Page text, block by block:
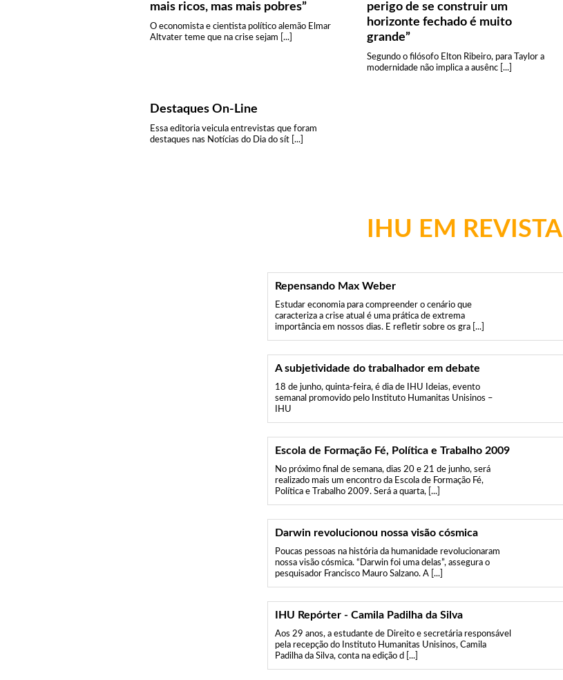
mais ricos, mas mais pobres”
O economista e cientista político alemão Elmar
Altvater teme que na crise sejam [...]
perigo de se construir um
horizonte fechado é muito
grande”
Segundo o filósofo Elton Ribeiro, para Taylor a
modernidade não implica a ausênc [...]
Destaques On-Line
Essa editoria veicula entrevistas que foram
destaques nas Notícias do Dia do sít [...]
IHU EM REVISTA
Repensando Max Weber
Estudar economia para compreender o cenário que
caracteriza a crise atual é uma prática de extrema
importância em nossos dias. E refletir sobre os gra [...]
A subjetividade do trabalhador em debate
18 de junho, quinta-feira, é dia de IHU Ideias, evento
semanal promovido pelo Instituto Humanitas Unisinos –
IHU
Escola de Formação Fé, Política e Trabalho 2009
No próximo final de semana, dias 20 e 21 de junho, será
realizado mais um encontro da Escola de Formação Fé,
Política e Trabalho 2009. Será a quarta, [...]
Darwin revolucionou nossa visão cósmica
Poucas pessoas na história da humanidade revolucionaram
nossa visão cósmica. “Darwin foi uma delas”, assegura o
pesquisador Francisco Mauro Salzano. A [...]
IHU Repórter - Camila Padilha da Silva
Aos 29 anos, a estudante de Direito e secretária responsável
pela recepção do Instituto Humanitas Unisinos, Camila
Padilha da Silva, conta na edição d [...]